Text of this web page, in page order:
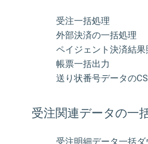
受注一括処理
外部決済の⼀括処理
ペイジェント決済結
帳票一括出力
送り状番号データの
受注関連データの一
受注明細データ一括ダ